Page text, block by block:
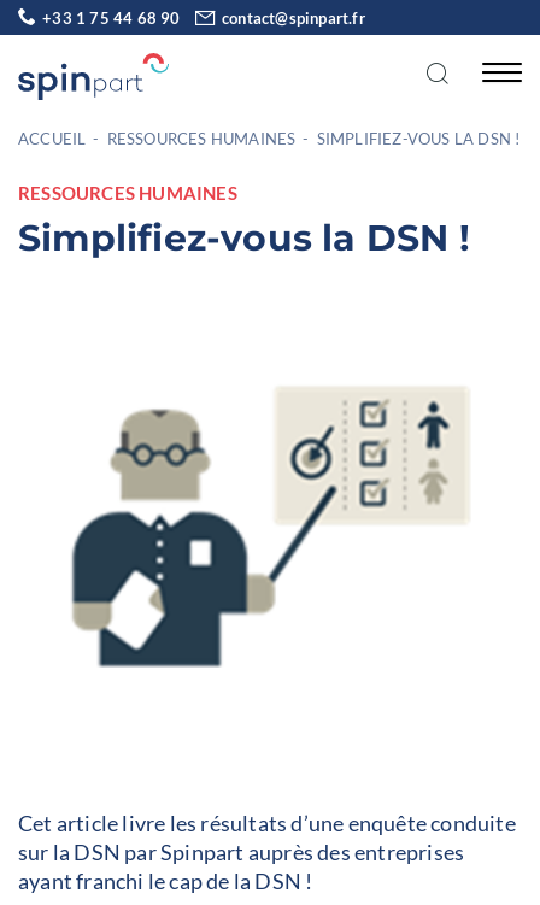
+33 1 75 44 68 90 contact@spinpart.fr
ACCUEIL - RESSOURCES HUMAINES - SIMPLIFIEZ-VOUS LA DSN !
RESSOURCES HUMAINES
Simplifiez-vous la DSN !
Cet article livre les résultats d’une enquête conduite
sur la DSN par Spinpart auprès des entreprises
ayant franchi le cap de la DSN !